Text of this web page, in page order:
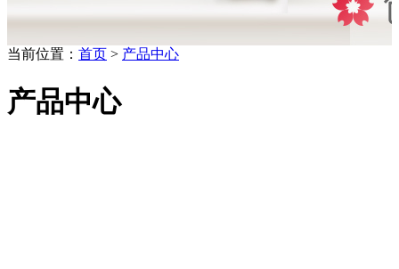
当前位置： 首页 > 产品中心
产品中心